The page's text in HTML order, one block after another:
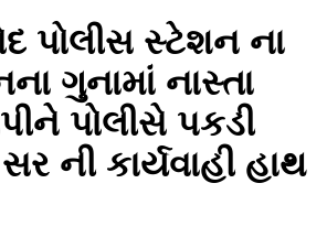
પોલીસ સ્ટેશન ના
ગુનામાં નાસ્તા
પોલીસે પકડી
ની કાર્યવાહી હાથ